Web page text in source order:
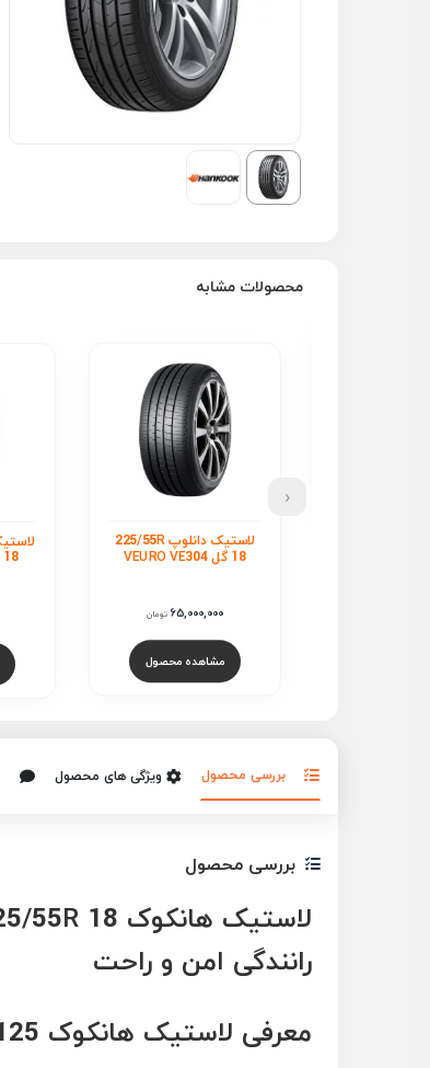
محصولات مشابه
لاستیک یوکوهاما 225/55R
18 گل BluEarth E70
ناموجود
مشاهده محصول
‹
بررسی محصول ویژگی های محصول
بررسی محصول
رانندگی امن و راحت
معرفی لاستیک هانکوک Ventus Prime 3 K125